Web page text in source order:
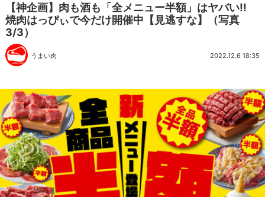
【神企画】肉も酒も「全メニュー半額」はヤバい!!
焼肉はっぴぃで今だけ開催中【見逃すな】（写真
3/3）
うまい肉 2022.12.6 18:35